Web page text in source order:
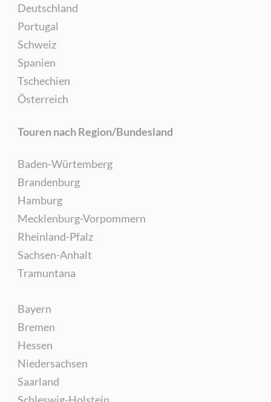
Deutschland
Portugal
Schweiz
Spanien
Tschechien
Österreich
Touren nach Region/Bundesland
Baden-Würtemberg
Brandenburg
Hamburg
Mecklenburg-Vorpommern
Rheinland-Pfalz
Sachsen-Anhalt
Tramuntana
Bayern
Bremen
Hessen
Niedersachsen
Saarland